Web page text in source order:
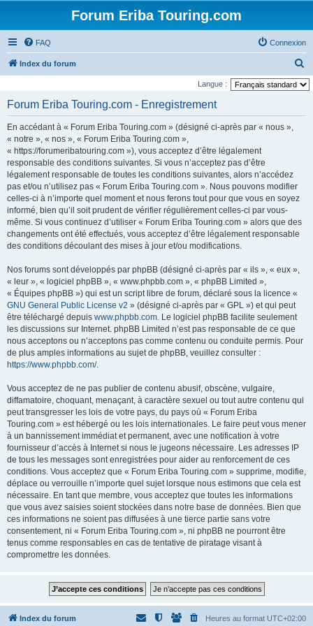
Forum Eriba Touring.com
FAQ Connexion
Index du forum
e
Langue :
Forum Eriba Touring.com - Enregistrement
En accédant à « Forum Eriba Touring.com » (désigné ci-après par « nous »,
« notre », « nos », « Forum Eriba Touring.com »,
« https://forumeribatouring.com »), vous acceptez d’être légalement
responsable des conditions suivantes. Si vous n’acceptez pas d’être
légalement responsable de toutes les conditions suivantes, alors n’accédez
pas et/ou n’utilisez pas « Forum Eriba Touring.com ». Nous pouvons modifier
celles-ci à n’importe quel moment et nous ferons tout pour que vous en soyez
informé, bien qu’il soit prudent de vérifier régulièrement celles-ci par vous-
même. Si vous continuez d’utiliser « Forum Eriba Touring.com » alors que des
changements ont été effectués, vous acceptez d’être légalement responsable
des conditions découlant des mises à jour et/ou modifications.
Nos forums sont développés par phpBB (désigné ci-après par « ils », « eux »,
« leur », « logiciel phpBB », « www.phpbb.com », « phpBB Limited »,
« Équipes phpBB ») qui est un script libre de forum, déclaré sous la licence «
GNU General Public License v2 » (désigné ci-après par « GPL ») et qui peut
être téléchargé depuis www.phpbb.com. Le logiciel phpBB facilite seulement
les discussions sur Internet. phpBB Limited n’est pas responsable de ce que
nous acceptons ou n’acceptons pas comme contenu ou conduite permis. Pour
de plus amples informations au sujet de phpBB, veuillez consulter :
https://www.phpbb.com/.
Vous acceptez de ne pas publier de contenu abusif, obscène, vulgaire,
diffamatoire, choquant, menaçant, à caractère sexuel ou tout autre contenu qui
peut transgresser les lois de votre pays, du pays où « Forum Eriba
Touring.com » est hébergé ou les lois internationales. Le faire peut vous mener
à un bannissement immédiat et permanent, avec une notification à votre
fournisseur d’accès à Internet si nous le jugeons nécessaire. Les adresses IP
de tous les messages sont enregistrées pour aider au renforcement de ces
conditions. Vous acceptez que « Forum Eriba Touring.com » supprime, modifie,
déplace ou verrouille n’importe quel sujet lorsque nous estimons que cela est
nécessaire. En tant que membre, vous acceptez que toutes les informations
que vous avez saisies soient stockées dans notre base de données. Bien que
ces informations ne soient pas diffusées à une tierce partie sans votre
consentement, ni « Forum Eriba Touring.com », ni phpBB ne pourront être
tenus comme responsables en cas de tentative de piratage visant à
compromettre les données.
Index du forum Heures au format UTC+02:00